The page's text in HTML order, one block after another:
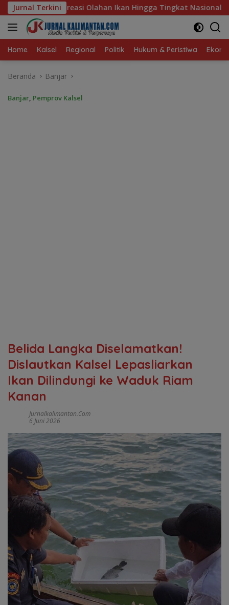
Langsung
ke
konten
Jurnal Terkini
Hingga Tingkat Nasional Pada Lomba Masak Serba Ikan
Home Kalsel Regional Politik Hukum & Peristiwa
Beranda Banjar
Banjar, Pemprov Kalsel
Belida Langka Diselamatkan!
Dislautkan Kalsel Lepasliarkan
Ikan Dilindungi ke Waduk Riam
Kanan
Jurnalkalimantan.com
6 Juni 2026